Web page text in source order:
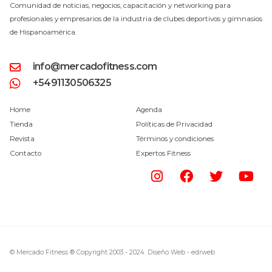
Comunidad de noticias, negocios, capacitación y networking para
profesionales y empresarios de la industria de clubes deportivos y gimnasios
de Hispanoamérica.
info@mercadofitness.com
+5491130506325
Home
Tienda
Revista
Contacto
Agenda
Políticas de Privacidad
Términos y condiciones
Expertos Fitness
© Mercado Fitness ® Copyright 2003 - 2024. Diseño Web - edrweb